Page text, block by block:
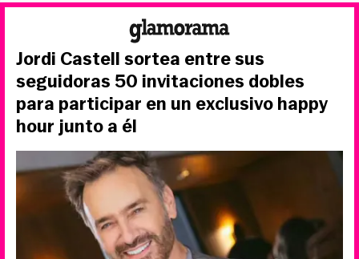
Jordi Castell sortea entre sus
seguidoras 50 invitaciones dobles
para participar en un exclusivo happy
hour junto a él